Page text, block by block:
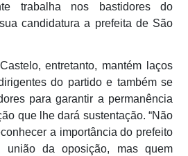
trabalha nos bastidores do
candidatura a prefeita de São
entretanto, mantém laços
do partido e também se
para garantir a permanência
que lhe dará sustentação. “Não
a importância do prefeito
união da oposição, mas quem